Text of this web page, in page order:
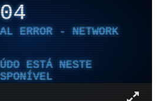
ERROR - NETWORK
ESTÁ NESTE